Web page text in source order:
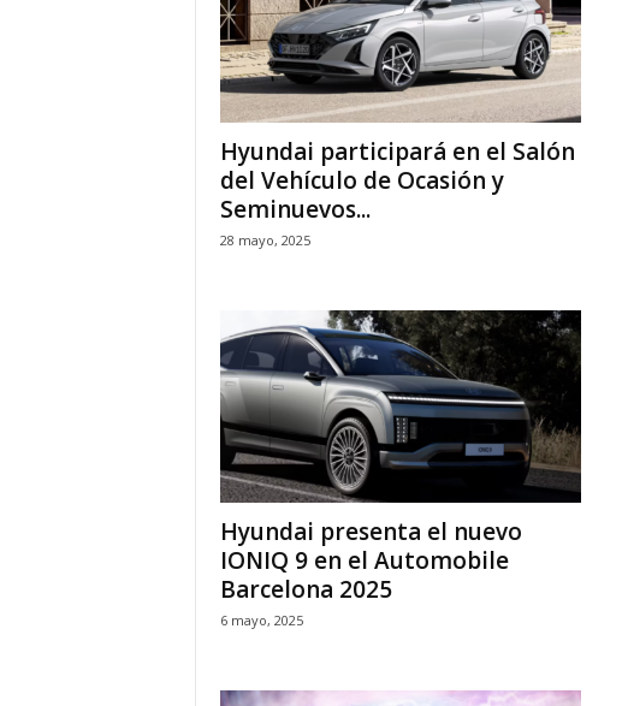
Hyundai participará en el Salón
del Vehículo de Ocasión y
Seminuevos...
28 mayo, 2025
Hyundai presenta el nuevo
IONIQ 9 en el Automobile
Barcelona 2025
6 mayo, 2025